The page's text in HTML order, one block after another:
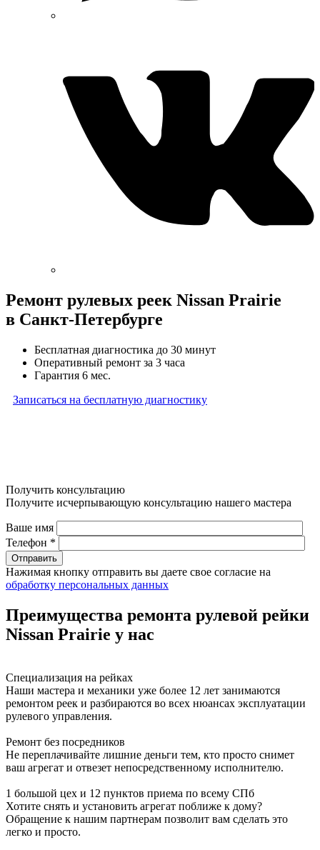
Ремонт рулевых реек Nissan Prairie
в Санкт-Петербурге
Бесплатная диагностика до 30 минут
Оперативный ремонт за 3 часа
Гарантия 6 мес.
Записаться на бесплатную диагностику
Получить консультацию
Получите исчерпывающую консультацию нашего мастера
Ваше имя
Телефон *
Нажимая кнопку отправить вы даете свое согласие на
обработку персональных данных
Преимущества ремонта рулевой рейки
Nissan Prairie у нас
Специализация на рейках
Наши мастера и механики уже более 12 лет занимаются
ремонтом реек и разбираются во всех нюансах эксплуатации
рулевого управления.
Ремонт без посредников
Не переплачивайте лишние деньги тем, кто просто снимет
ваш агрегат и отвезет непосредственному исполнителю.
1 большой цех и 12 пунктов приема по всему СПб
Хотите снять и установить агрегат поближе к дому?
Обращение к нашим партнерам позволит вам сделать это
легко и просто.